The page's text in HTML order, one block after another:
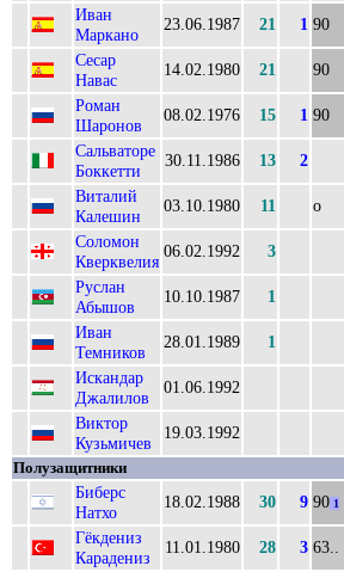
Иван
Маркано
23.06.1987 21 1 90
Сесар
Навас
14.02.1980 21 90
Роман
Шаронов
08.02.1976 15 1 90
Сальваторе
Боккетти
30.11.1986 13 2
Виталий
Калешин
03.10.1980 11 о
Соломон
Кверквелия
06.02.1992
3
Руслан
Абышов
10.10.1987
1
Иван
Темников
28.01.1989 1
Искандар
Джалилов
01.06.1992
Виктор
Кузьмичев
19.03.1992
Полузащитники
Биберс
Натхо
18.02.1988 30 9 90 1
Гёкдениз
Карадениз
11.01.1980 28 3 63..